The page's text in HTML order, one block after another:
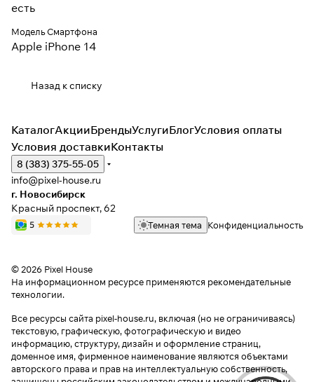
есть
Модель Смартфона
Apple iPhone 14
Назад к списку
КаталогАкцииБрендыУслугиБлогУсловия оплаты
Условия доставкиКонтакты
8 (383) 375-55-05
info@pixel-house.ru
г. Новосибирск
Красный проспект, 62
Темная тема Конфиденциальность
© 2026 Pixel House
На информационном ресурсе применяются рекомендательные
технологии.
Все ресурсы сайта pixel-house.ru, включая (но не ограничиваясь)
текстовую, графическую, фотографическую и видео
информацию, структуру, дизайн и оформление страниц,
доменное имя, фирменное наименование являются объектами
авторского права и прав на интеллектуальную собственность,